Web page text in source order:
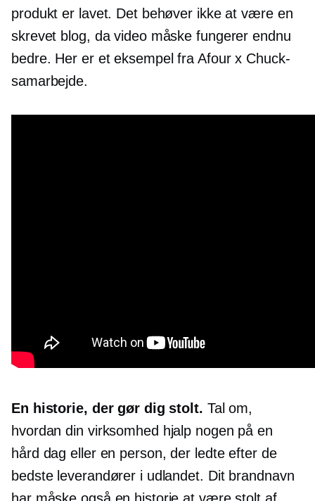
produkt er lavet. Det behøver ikke at være en
skrevet blog, da video måske fungerer endnu
bedre. Her er et eksempel fra Afour x Chuck-
samarbejde.
En historie, der gør dig stolt. Tal om,
hvordan din virksomhed hjalp nogen på en
hård dag eller en person, der ledte efter de
bedste leverandører i udlandet. Dit brandnavn